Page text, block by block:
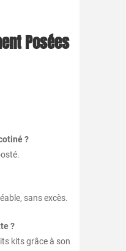
Posées
?
sans excès.
?
kits grâce à son